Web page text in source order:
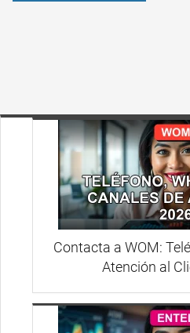
Contacta a WOM:
Atención al